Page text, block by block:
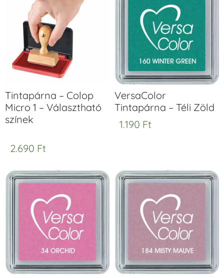
Tintapárna – Colop
Micro 1 – Választható
színek
2.690 Ft
VersaColor
Tintapárna – Téli Zöld
1.190 Ft